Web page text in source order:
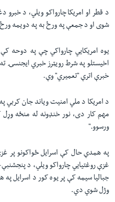
د قطر او امریکا چارواکو ویلي، د
شوی او د جمعې په ورځ به په دویمه
یوه امریکایي چارواکي چې په دوحه
اخیستلو په شرط رویټرز خبري
خبرې اترې "تعمیري" وې.
د امریکا د ملي امنیت ویاند جان کربي
مهم کار دی، نور خنډونه له منځه وړل
ورسوو."
په همدې حال کې اسرایل ځواکونو پر
غزې روغتیايي چارواکو ویلي، د
جبالیا سیمه کې پر یوه کور د اسرایل په
وژل شوي دي.